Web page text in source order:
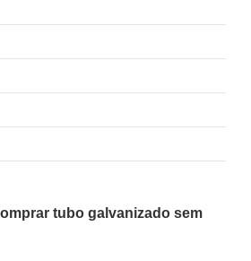
tubo galvanizado sem